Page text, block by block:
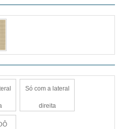
Só com a lateral
direita